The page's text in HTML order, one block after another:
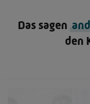
Das sagen
den